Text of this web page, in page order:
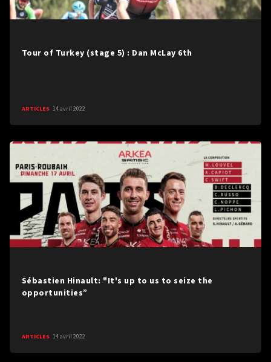
Tour of Turkey (stage 5) : Dan McLay 6th
ARTICLES 14 avril 2022
Sébastien Hinault: "It's up to us to seize the
opportunities”
ARTICLES 14 avril 2022